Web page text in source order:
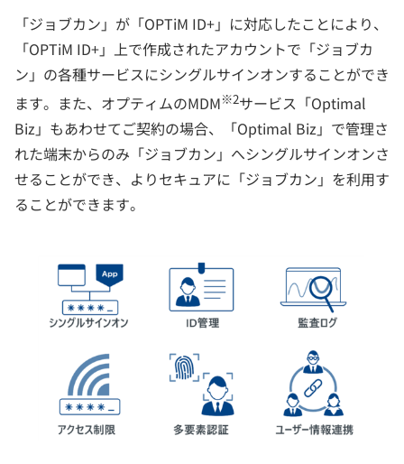
「ジョブカン」が「OPTiM ID+」に対応したことにより、
「OPTiM ID+」上で作成されたアカウントで「ジョブカ
ン」の各種サービスにシングルサインオンすることができ
ます。また、オプティムのMDM※2サービス「Optimal
Biz」もあわせてご契約の場合、「Optimal Biz」で管理さ
れた端末からのみ「ジョブカン」へシングルサインオンさ
せることができ、よりセキュアに「ジョブカン」を利用す
ることができます。